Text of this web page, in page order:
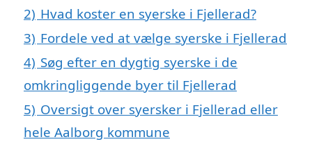
2) Hvad koster en syerske i Fjellerad?
3) Fordele ved at vælge syerske i Fjellerad
4) Søg efter en dygtig syerske i de
omkringliggende byer til Fjellerad
5) Oversigt over syersker i Fjellerad eller
hele Aalborg kommune